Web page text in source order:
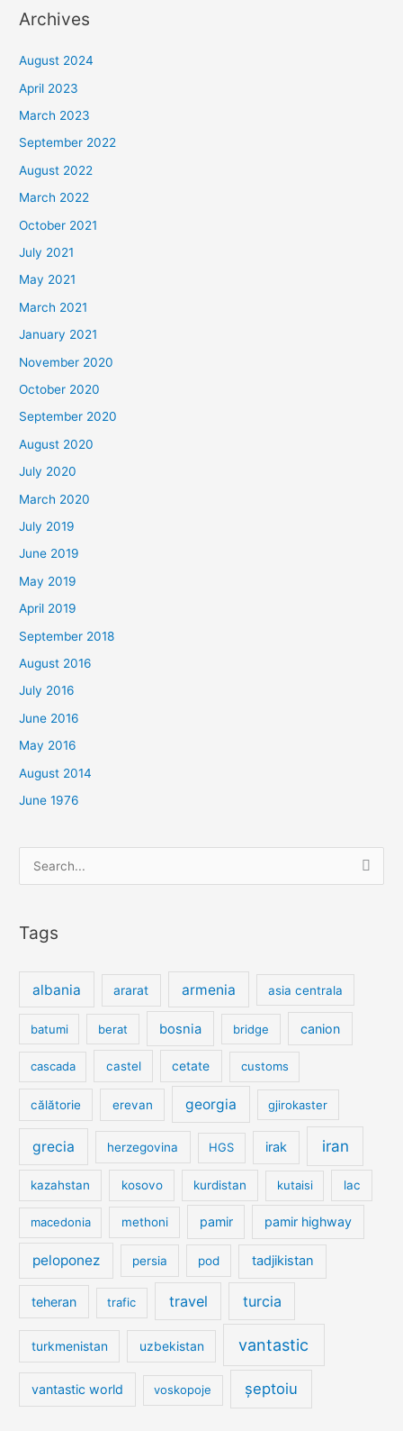
Archives
August 2024
April 2023
March 2023
September 2022
August 2022
March 2022
October 2021
July 2021
May 2021
March 2021
January 2021
November 2020
October 2020
September 2020
August 2020
July 2020
March 2020
July 2019
June 2019
May 2019
April 2019
September 2018
August 2016
July 2016
June 2016
May 2016
August 2014
June 1976
Search
for:
Tags
albania ararat armenia asia centrala
batumi berat bosnia bridge canion
cascada castel cetate customs
călătorie erevan georgia gjirokaster
grecia herzegovina HGS irak iran
kazahstan kosovo kurdistan kutaisi lac
macedonia methoni pamir pamir highway
peloponez persia pod tadjikistan
teheran trafic travel turcia
turkmenistan uzbekistan vantastic
vantastic world voskopoje șeptoiu